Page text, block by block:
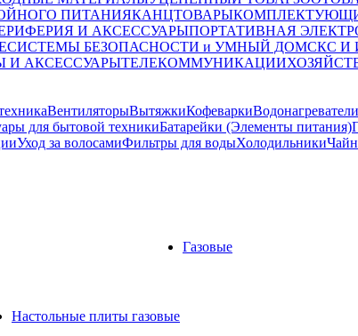
ПИТАНИЯКАНЦТОВАРЫ
И АКСЕССУАРЫПОРТАТИВНАЯ
СИСТЕМЫ БЕЗОПАСНОСТИ и УМНЫЙ ДОМСКС И
И АКСЕССУАРЫТЕЛЕКОММУНИКАЦИИ
ВентиляторыВытяжкиКофеваркиВодонагреватели
для бытовой техникиБатарейки (Элементы питания)
Уход за волосамиФильтры для водыХолодильники
Газовые
Настольные плиты газовые